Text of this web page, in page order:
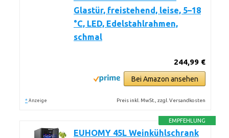
Glastür, freistehend, leise, 5–18
°C, LED, Edelstahlrahmen,
schmal
244,99 €
Bei Amazon ansehen
* Anzeige Preis inkl. MwSt., zzgl. Versandkosten
EMPFEHLUNG
EUHOMY 45L Weinkühlschrank